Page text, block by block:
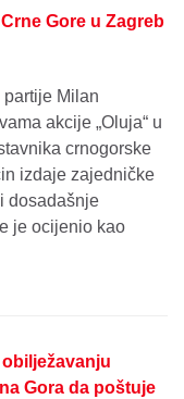
Gore u Zagreb
Milan
akcije „Oluja“ u
crnogorske
izdaje zajedničke
dosadašnje
je ocijenio kao
Gora da poštuje